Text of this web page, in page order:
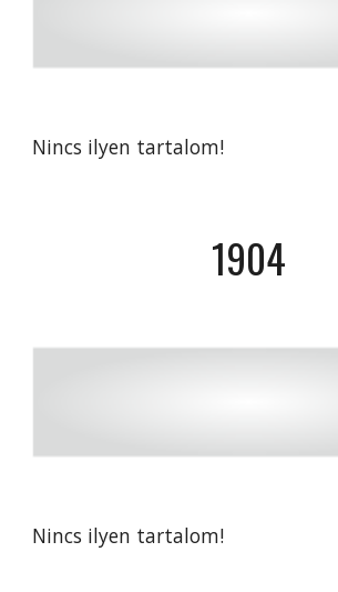
Nincs ilyen tartalom!
1904
Nincs ilyen tartalom!